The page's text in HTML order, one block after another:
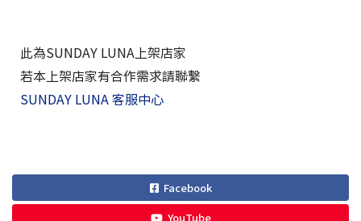
此為SUNDAY LUNA上架店家
若本上架店家有合作需求請聯繫
SUNDAY LUNA 客服中心
Facebook
YouTube